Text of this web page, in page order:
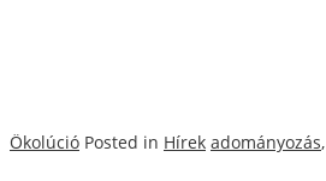
Ökolúció Posted in Hírek adományozás,